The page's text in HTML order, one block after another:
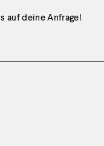
auf deine Anfrage!